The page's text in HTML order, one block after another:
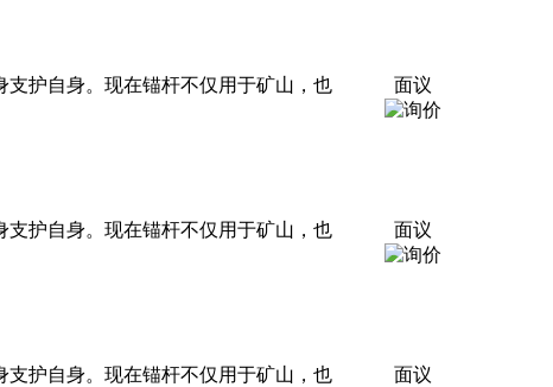
护自身。现在锚杆不仅用于矿山，也
面议
护自身。现在锚杆不仅用于矿山，也
面议
护自身。现在锚杆不仅用于矿山，也
面议